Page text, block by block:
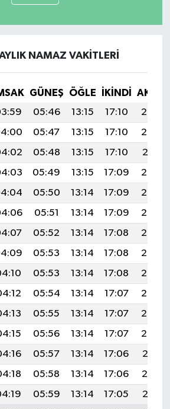
NAMAZ VAKITLERI
GÜNEŞ ÖĞLE İKINDI
05:46 13:15 17:10
20:33
05:47 13:15 17:10
20:32
05:48 13:15 17:10
20:31
05:49 13:15 17:09
20:30
05:50 13:14 17:09
20:29
05:51 13:14 17:09
20:28
05:52 13:14 17:08
20:27
05:53 13:14 17:08
20:26
05:53 13:14 17:08
20:25
05:54 13:14 17:07
20:24
05:55 13:14 17:07
20:23
05:56 13:14 17:07
20:22
05:57 13:14 17:06
20:21
05:58 13:14 17:06
20:19
05:59 13:14 17:05
20:18